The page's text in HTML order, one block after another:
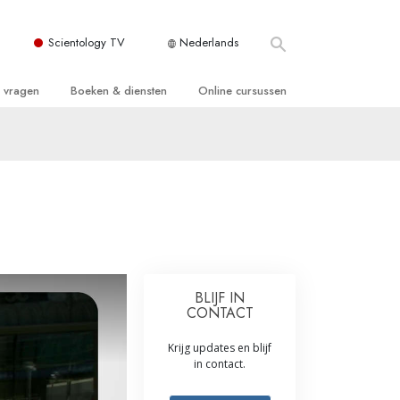
Scientology TV Nederlands
Boeken & diensten
voor beginners
Online cursussen
Assisten voor Ziektes en Verwondingen
BLIJF IN
CONTACT
Krijg updates en blijf
in contact.